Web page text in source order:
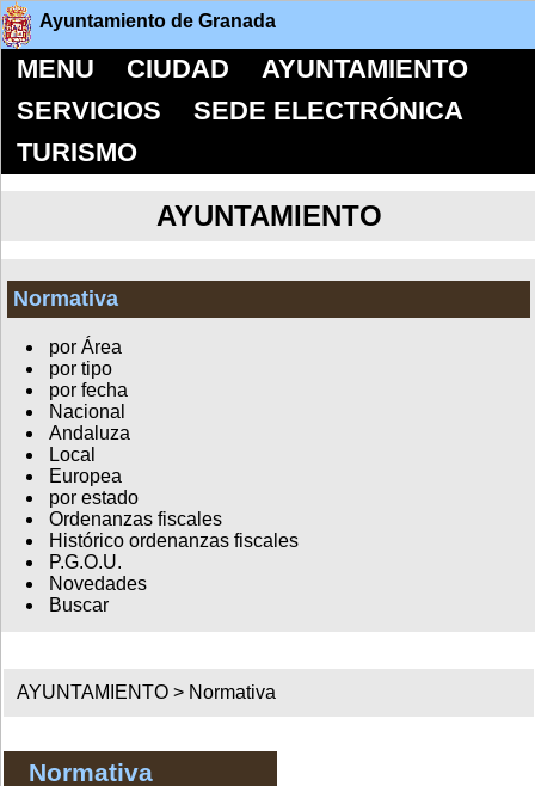
Ayuntamiento de Granada
MENU CIUDAD
AYUNTAMIENTO
SERVICIOS
SEDE ELECTRÓNICA
TURISMO
AYUNTAMIENTO
Normativa
por Área
por tipo
por fecha
Nacional
Andaluza
Local
Europea
por estado
Ordenanzas fiscales
Histórico ordenanzas fiscales
P.G.O.U.
Novedades
Buscar
AYUNTAMIENTO > Normativa
Normativa